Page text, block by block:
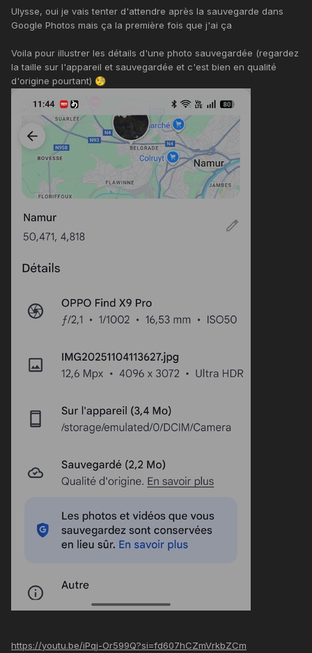
Ulysse, oui je vais tenter d'attendre après la sauvegarde dans
Google Photos mais ça la première fois que j'ai ça
Voila pour illustrer les détails d'une photo sauvegardée (regardez
la taille sur l'appareil et sauvegardée et c'est bien en qualité
d'origine pourtant) 🧐
https://youtu.be/iPqj-Or599Q?si=fd607hCZmVrkbZCm